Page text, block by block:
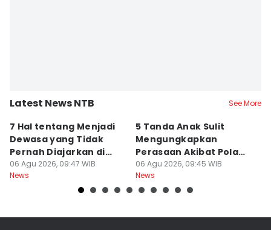
Latest News NTB See More
7 Hal tentang Menjadi
Dewasa yang Tidak
Pernah Diajarkan di
Sekolah
06 Agu 2026, 09:47 WIB
News
5 Tanda Anak Sulit
Mengungkapkan
Perasaan Akibat Pola
Asuh Orangtua
06 Agu 2026, 09:45 WIB
News